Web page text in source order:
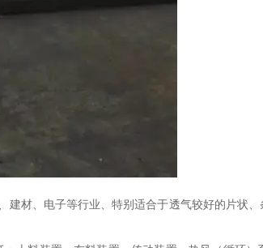
材、电子等行业、特别适合于透气较好的片状